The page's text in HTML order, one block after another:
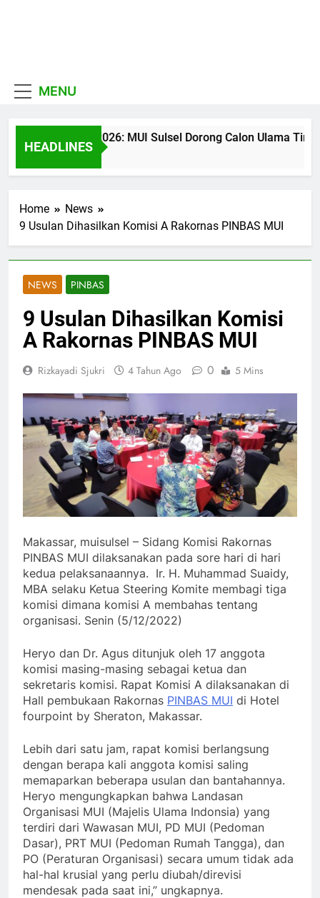
MENU
HEADLINES
CATATAN PKU 2026: MUI Sulsel Dorong Calon Ulama
4 Jam Ago
Home
News
9 Usulan Dihasilkan Komisi A Rakornas PINBAS MUI
NEWS PINBAS
9 Usulan Dihasilkan Komisi
A Rakornas PINBAS MUI
Rizkayadi Sjukri 4 Tahun Ago 0 5 Mins
Makassar, muisulsel – Sidang Komisi Rakornas
PINBAS MUI dilaksanakan pada sore hari di hari
kedua pelaksanaannya. Ir. H. Muhammad Suaidy,
MBA selaku Ketua Steering Komite membagi tiga
komisi dimana komisi A membahas tentang
organisasi. Senin (5/12/2022)
Heryo dan Dr. Agus ditunjuk oleh 17 anggota
komisi masing-masing sebagai ketua dan
sekretaris komisi. Rapat Komisi A dilaksanakan di
Hall pembukaan Rakornas PINBAS MUI di Hotel
fourpoint by Sheraton, Makassar.
Lebih dari satu jam, rapat komisi berlangsung
dengan berapa kali anggota komisi saling
memaparkan beberapa usulan dan bantahannya.
Heryo mengungkapkan bahwa Landasan
Organisasi MUI (Majelis Ulama Indonsia) yang
terdiri dari Wawasan MUI, PD MUI (Pedoman
Dasar), PRT MUI (Pedoman Rumah Tangga), dan
PO (Peraturan Organisasi) secara umum tidak ada
hal-hal krusial yang perlu diubah/direvisi
mendesak pada saat ini,” ungkapnya.